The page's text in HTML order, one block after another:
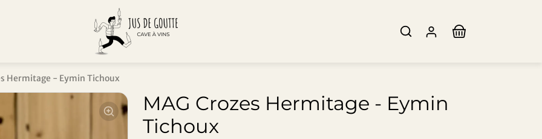
Hermitage - Eymin Tichoux
MAG Crozes Hermitage - Eymin
Tichoux